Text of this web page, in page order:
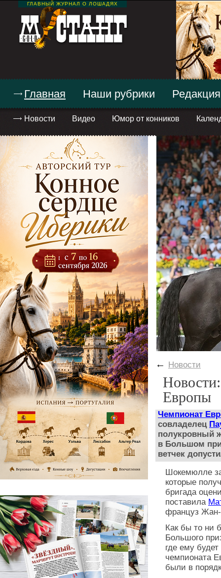
ГЛАВНЫЙ ЖУРНАЛ О ЛОШАДЯХ
Главная
Новости Видео Юмор от конников
Наши рубрики Редакция
← Новости
Европы
Чемпионат
совладелец
полукровный
в Большом
ветчек
Шокемюлле
которые
бригада
поставила
француз
Как бы то ни
Большого
где ему
чемпионата
были в